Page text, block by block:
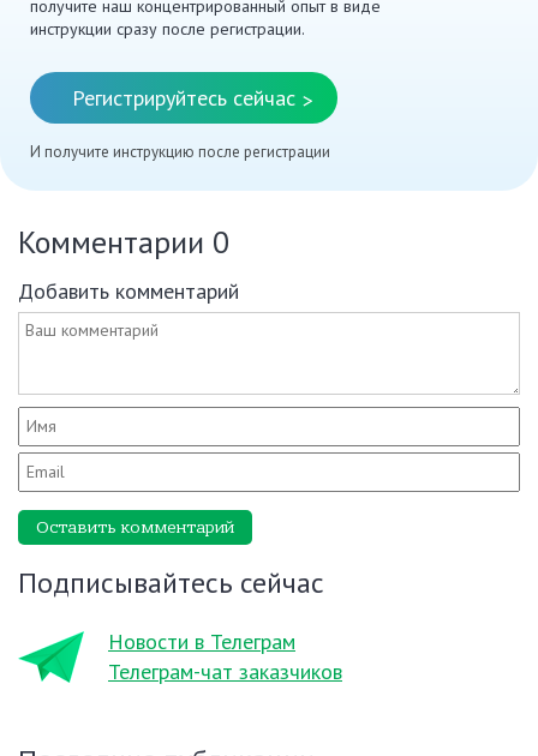
получите наш концентрированный опыт в виде
инструкции сразу после регистрации.
Регистрируйтесь сейчас >
И получите инструкцию после регистрации
Комментарии 0
Добавить комментарий
Оставить комментарий
Подписывайтесь сейчас
Новости в Телеграм
Телеграм-чат заказчиков